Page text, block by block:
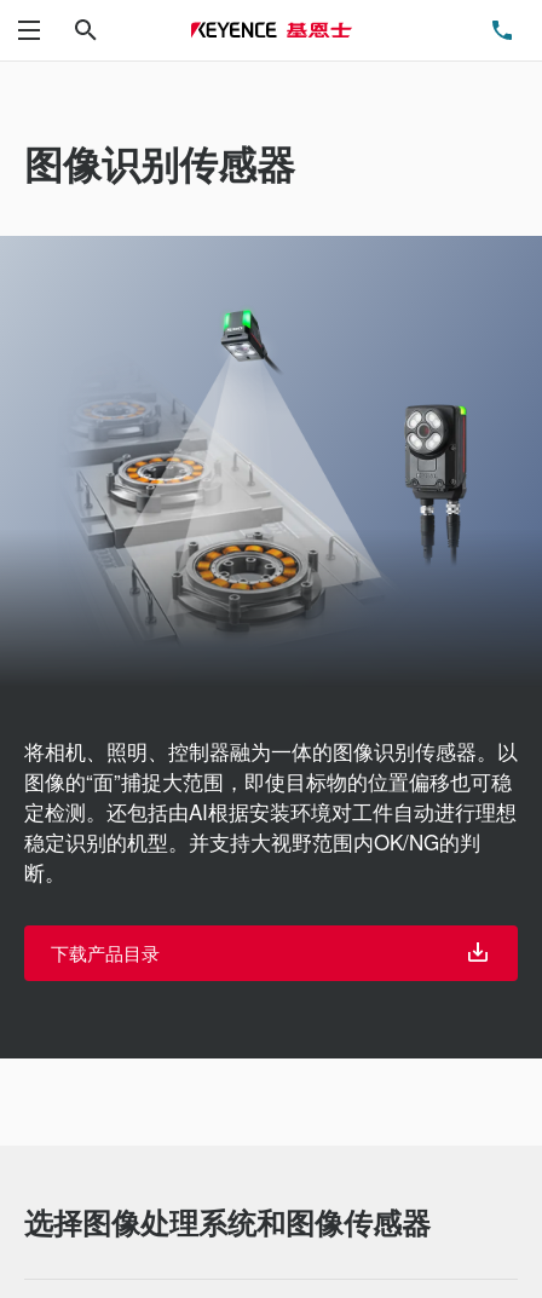
菜单
图像识别传感器
将相机、照明、控制器融为一体的图像识别传感器。以
图像的“面”捕捉大范围，即使目标物的位置偏移也可稳
定检测。还包括由AI根据安装环境对工件自动进行理想
稳定识别的机型。并支持大视野范围内OK/NG的判
断。
下载产品目录
选择图像处理系统和图像传感器